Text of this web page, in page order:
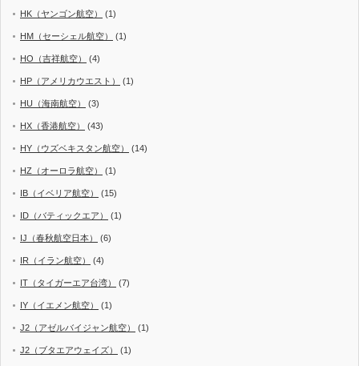
HK（ヤンゴン航空） (1)
HM（セーシェル航空） (1)
HO（吉祥航空） (4)
HP（アメリカウエスト） (1)
HU（海南航空） (3)
HX（香港航空） (43)
HY（ウズベキスタン航空） (14)
HZ（オーロラ航空） (1)
IB（イベリア航空） (15)
ID（バティックエア） (1)
IJ（春秋航空日本） (6)
IR（イラン航空） (4)
IT（タイガーエア台湾） (7)
IY（イエメン航空） (1)
J2（アゼルバイジャン航空） (1)
J2（ブタエアウェイズ） (1)